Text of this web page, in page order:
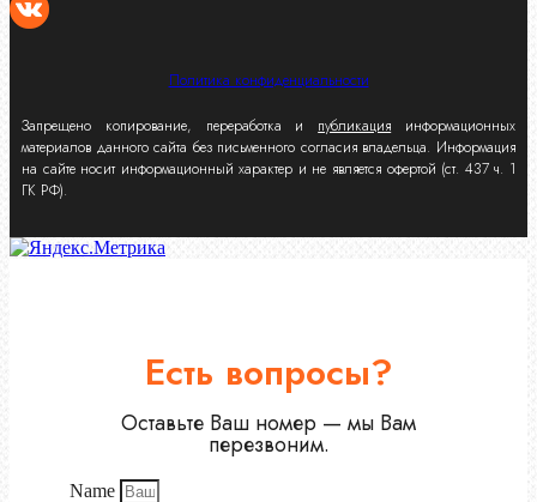
Политика конфиденциальности
Запрещено копирование, переработка и публикация информационных
материалов данного сайта без письменного согласия владельца. Информация
на сайте носит информационный характер и не является офертой (ст. 437 ч. 1
ГК РФ).
Есть вопросы?
Оставьте Ваш номер — мы Вам
перезвоним.
Name